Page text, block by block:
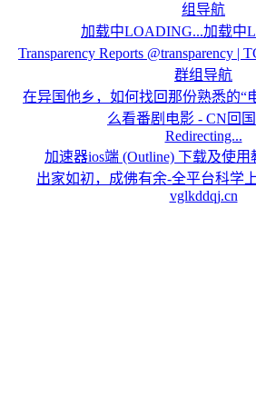
组导航
加载中LOADING...加载中
Transparency Reports @transparency |
群组导航
在异国他乡，如何找回那份熟悉的“
么看番剧电影 - CN回
Redirecting...
加速器ios端 (Outline) 下载及使
出家如初，成佛有余-全平台科学
vglkddqj.cn